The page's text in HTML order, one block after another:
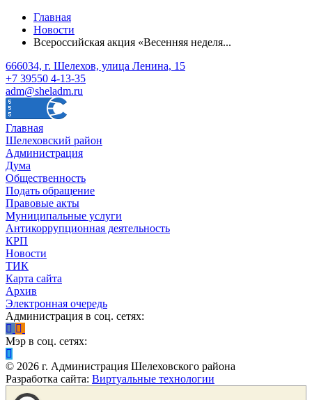
Главная
Новости
Всероссийская акция «Весенняя неделя...
666034, г. Шелехов, улица Ленина, 15
+7 39550 4-13-35
adm@sheladm.ru
Главная
Шелеховский район
Администрация
Дума
Общественность
Подать обращение
Правовые акты
Муниципальные услуги
Антикоррупционная деятельность
КРП
Новости
ТИК
Карта сайта
Архив
Электронная очередь
Администрация в соц. сетях:
Мэр в соц. сетях:
© 2026 г. Администрация Шелеховского района
Разработка сайта: Виртуальные технологии